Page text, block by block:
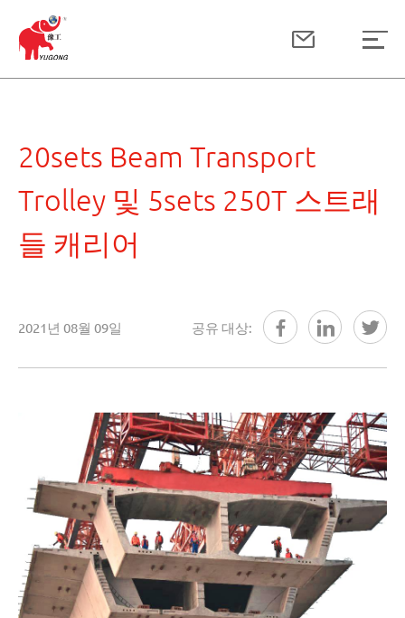
20sets Beam Transport
Trolley 및 5sets 250T 스트래
들 캐리어
2021년 08월 09일 공유 대상: